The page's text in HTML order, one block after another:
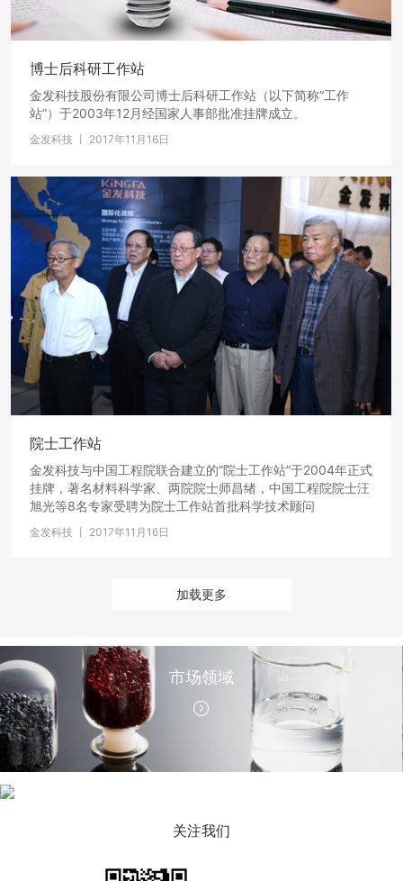
博士后科研工作站
金发科技股份有限公司博士后科研工作站（以下简称“工作
站”）于2003年12月经国家人事部批准挂牌成立。
金发科技 丨 2017年11月16日
院士工作站
金发科技与中国工程院联合建立的“院士工作站”于2004年正式
挂牌，著名材料科学家、两院院士师昌绪，中国工程院院士汪
旭光等8名专家受聘为院士工作站首批科学技术顾问
金发科技 丨 2017年11月16日
加载更多
市场领域
关注我们